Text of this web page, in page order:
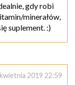
gdy robi
minerałów,
suplement. :)
2019 22:59